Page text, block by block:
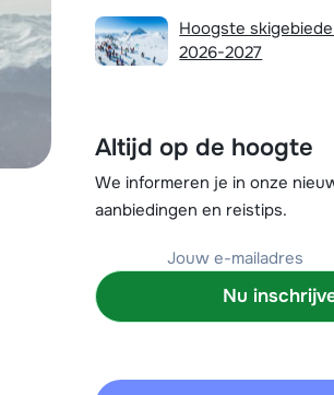
Plan een terugbelverzoek
We zijn er vandaag om 10:00 uur.
Bel ons via 03 3037838
Hoogste
2026-2027
Altijd op de hoogte
We informeren je in onze
aanbiedingen en reistips.
Nu